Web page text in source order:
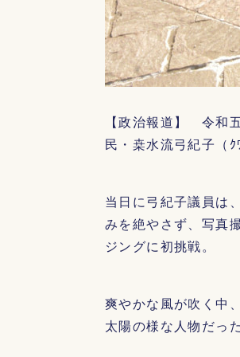
【政治報道】 令和
民・桒水流弓紀子（
当日に弓紀子議員は
みを絶やさず、写真
ジングに初挑戦。
爽やかな風が吹く中
太陽の様な人物だっ